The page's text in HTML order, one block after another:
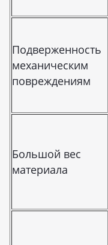
Подверженность
механическим
повреждениям
Большой вес
материала